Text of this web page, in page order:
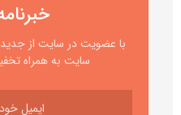
با عضویت در سایت از
سایت به همراه